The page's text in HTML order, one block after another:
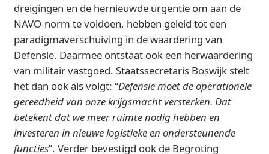
dreigingen en de hernieuwde urgentie om aan de
NAVO-norm te voldoen, hebben geleid tot een
paradigmaverschuiving in de waardering van
Defensie. Daarmee ontstaat ook een herwaardering
van militair vastgoed. Staatssecretaris Boswijk stelt
het dan ook als volgt: “Defensie moet de operationele
gereedheid van onze krijgsmacht versterken. Dat
betekent dat we meer ruimte nodig hebben en
investeren in nieuwe logistieke en ondersteunende
functies”. Verder bevestigd ook de Begroting